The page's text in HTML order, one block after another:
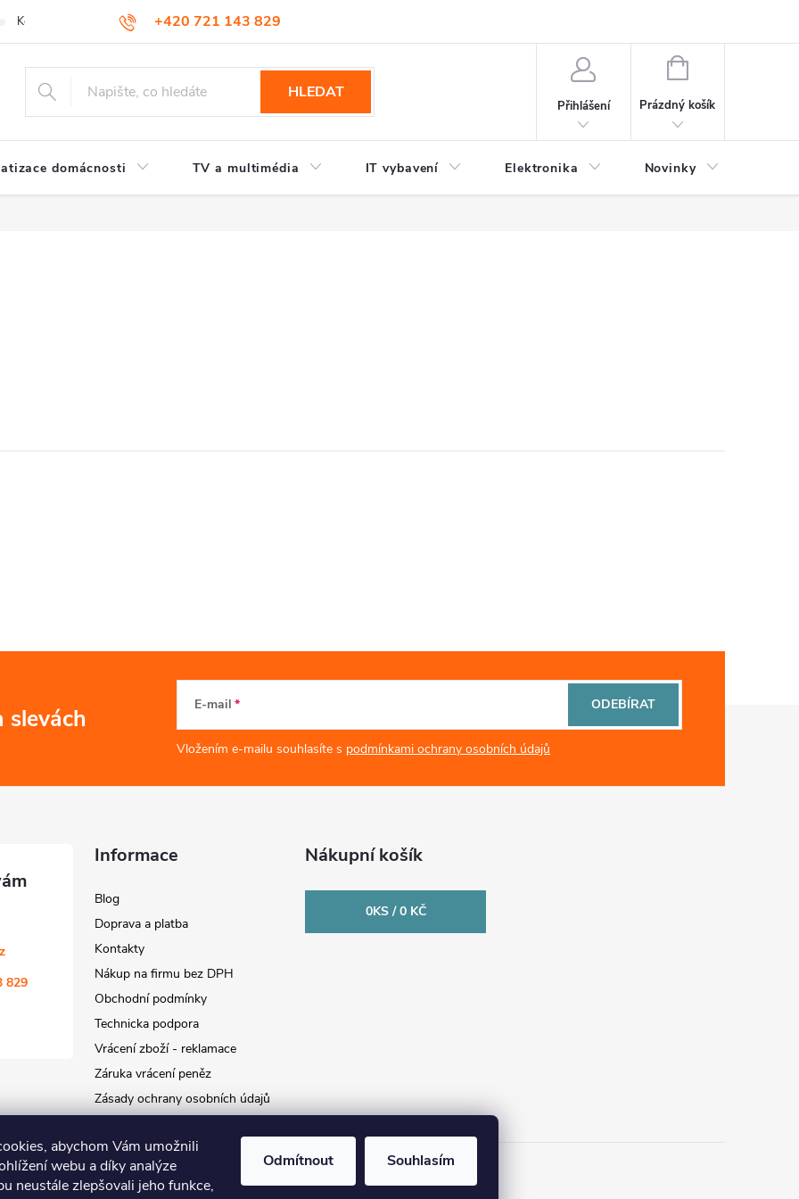
abychom Vám umožnili
webu a díky analýze
neustále zlepšovali jeho funkce,
Odmítnout Souhlasím
+420 721 143 829
Kontakty
HLEDAT
Přihlášení
NÁKUPNÍ
Prázdný košík
domácnosti TV a multimédia IT vybavení Elektronika Novinky
slevách E-mail
Vložením e-mailu souhlasíte s podmínkami ochrany osobních údajů
ODEBÍRAT
829
Informace
Blog
Doprava a platba
Kontakty
Nákup na firmu bez DPH
Obchodní podmínky
Technicka podpora
Vrácení zboží - reklamace
Záruka vrácení peněz
Zásady ochrany osobních údajů
Nákupní košík
0KS /0 KČ